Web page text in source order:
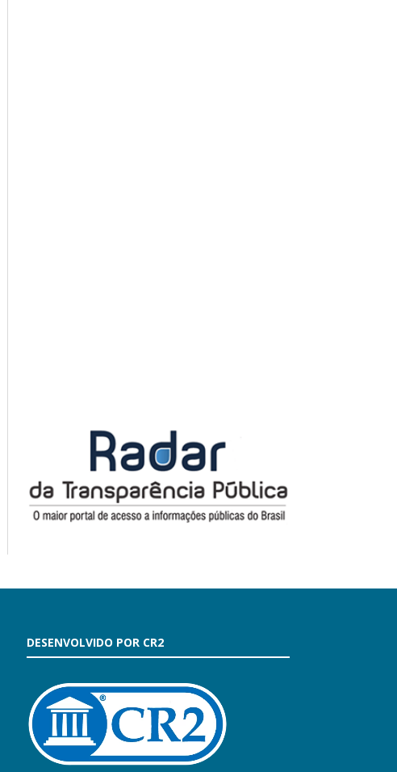
DESENVOLVIDO POR CR2